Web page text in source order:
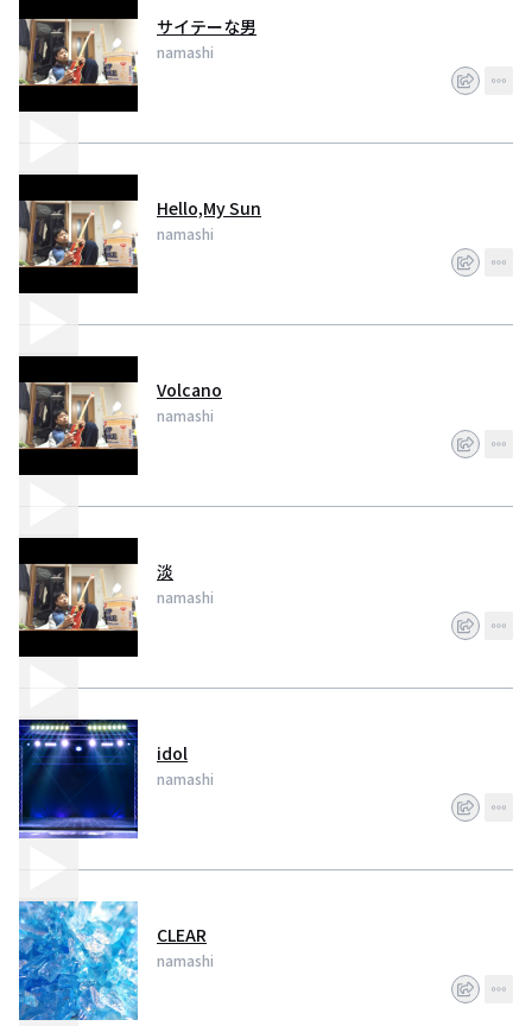
サイテーな男
namashi
Hello,My Sun
namashi
Volcano
namashi
淡
namashi
idol
namashi
CLEAR
namashi